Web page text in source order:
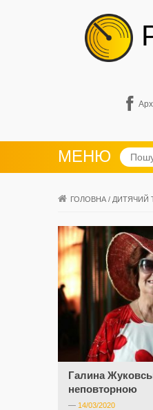
МЕНЮ
ГОЛОВНА / ДИТЯЧИЙ
Галина
неповторною
— 14/03/2020